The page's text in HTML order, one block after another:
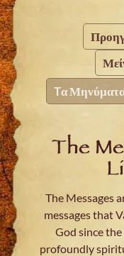
Tα
The
The Messages
messages that
God since the
profoundly